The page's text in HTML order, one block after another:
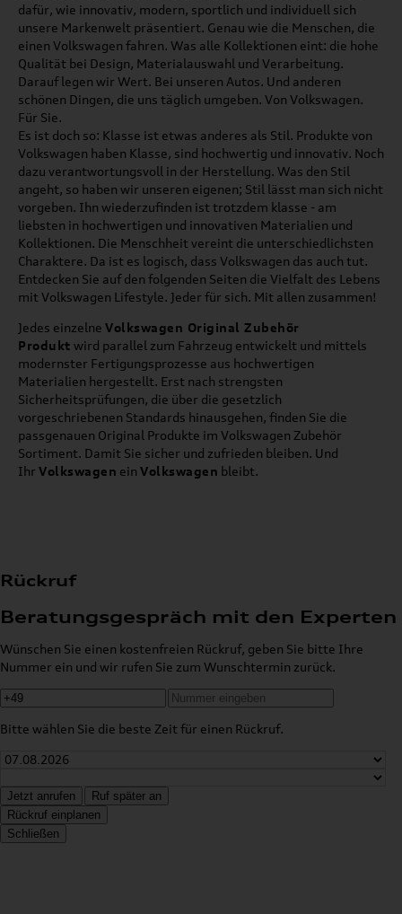
dafür, wie innovativ, modern, sportlich und individuell sich
unsere Markenwelt präsentiert. Genau wie die Menschen, die
einen Volkswagen fahren. Was alle Kollektionen eint: die hohe
Qualität bei Design, Materialauswahl und Verarbeitung.
Darauf legen wir Wert. Bei unseren Autos. Und anderen
schönen Dingen, die uns täglich umgeben. Von Volkswagen.
Für Sie.
Es ist doch so: Klasse ist etwas anderes als Stil. Produkte von
Volkswagen haben Klasse, sind hochwertig und innovativ. Noch
dazu verantwortungsvoll in der Herstellung. Was den Stil
angeht, so haben wir unseren eigenen; Stil lässt man sich nicht
vorgeben. Ihn wiederzufinden ist trotzdem klasse - am
liebsten in hochwertigen und innovativen Materialien und
Kollektionen. Die Menschheit vereint die unterschiedlichsten
Charaktere. Da ist es logisch, dass Volkswagen das auch tut.
Entdecken Sie auf den folgenden Seiten die Vielfalt des Lebens
mit Volkswagen Lifestyle. Jeder für sich. Mit allen zusammen!
Jedes einzelne Volkswagen Original Zubehör
Produkt wird parallel zum Fahrzeug entwickelt und mittels
modernster Fertigungsprozesse aus hochwertigen
Materialien hergestellt. Erst nach strengsten
Sicherheitsprüfungen, die über die gesetzlich
vorgeschriebenen Standards hinausgehen, finden Sie die
passgenauen Original Produkte im Volkswagen Zubehör
Sortiment. Damit Sie sicher und zufrieden bleiben. Und
Ihr Volkswagen ein Volkswagen bleibt.
Rückruf
Beratungsgespräch mit den Experten
Wünschen Sie einen kostenfreien Rückruf, geben Sie bitte Ihre
Nummer ein und wir rufen Sie zum Wunschtermin zurück.
Bitte wählen Sie die beste Zeit für einen Rückruf.
Jetzt anrufen
Ruf später an
Rückruf einplanen
Schließen